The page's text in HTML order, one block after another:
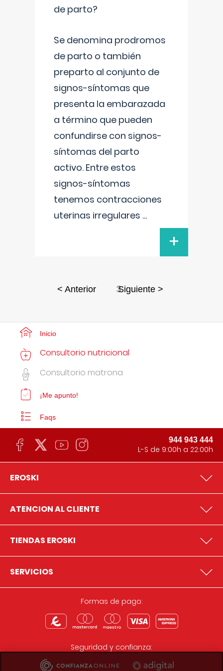
de parto?
Se denomina prodromos
de parto o también
preparto al conjunto de
signos-síntomas que
presenta la embarazada
a término que pueden
confundirse con signos-
síntomas del parto
activo. Entre estos
signos-síntomas
tenemos contracciones
uterinas irregulares ...
+
< Anterior 3Siguiente >
Inicio
Consultorio nutricional
Consultorio matrona
¡Me apunto!
Faqs
944 943 444
L-S de 9:00h a 22:00h
EROSKI
ATENCION AL CLIENTE
TIENDAS EROSKI
SERVICIOS
Formas de pago:
Seguridad y confianza: